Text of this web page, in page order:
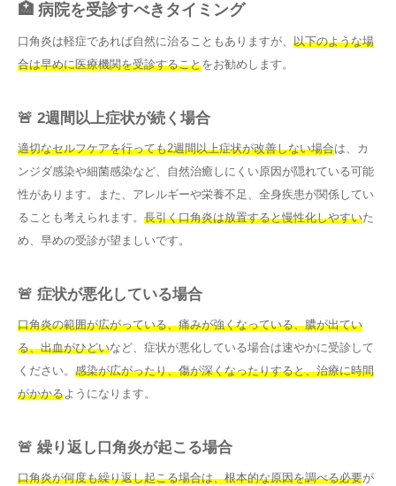
🏥 病院を受診すべきタイミング
口角炎は軽症であれば自然に治ることもありますが、 以下のような場
合は早めに医療機関を受診することをお勧めします。
🚨 2週間以上症状が続く場合
適切なセルフケアを行っても2週間以上症状が改善しない場合は、カ
ンジダ感染や細菌感染など、自然治癒しにくい原因が隠れている可能
性があります。また、アレルギーや栄養不足、全身疾患が関係してい
ることも考えられます。 長引く口角炎は放置すると慢性化しやすいた
め、早めの受診が望ましいです。
🚨 症状が悪化している場合
口角炎の範囲が広がっている、痛みが強くなっている、膿が出てい
る、出血がひどいなど、症状が悪化している場合は速やかに受診して
ください。 感染が広がったり、傷が深くなったりすると、治療に時間
がかかるようになります。
🚨 繰り返し口角炎が起こる場合
口角炎が何度も繰り返し起こる場合は、根本的な原因を調べる必要が